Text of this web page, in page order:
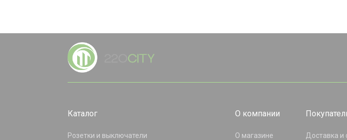
Каталог
Розетки и выключатели
О компании
О магазине
Доставка и